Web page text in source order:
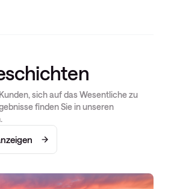
sich auf das Wesentliche zu
finden Sie in unseren